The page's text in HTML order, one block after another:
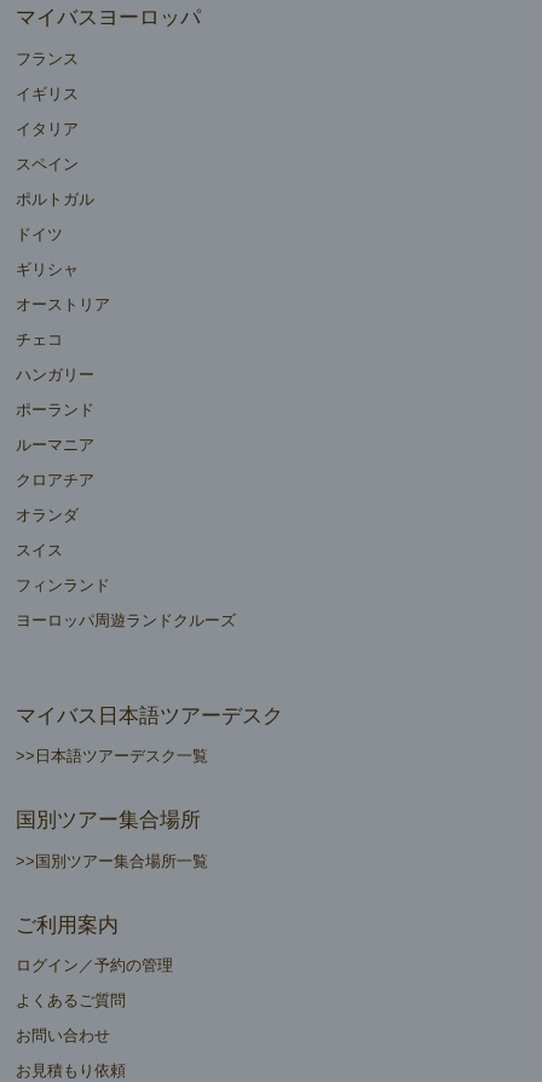
マイバスヨーロッパ
フランス
イギリス
イタリア
スペイン
ポルトガル
ドイツ
ギリシャ
オーストリア
チェコ
ハンガリー
ポーランド
ルーマニア
クロアチア
オランダ
スイス
フィンランド
ヨーロッパ周遊ランドクルーズ
マイバス日本語ツアーデスク
>>日本語ツアーデスク一覧
国別ツアー集合場所
>>国別ツアー集合場所一覧
ご利用案内
ログイン／予約の管理
よくあるご質問
お問い合わせ
お見積もり依頼